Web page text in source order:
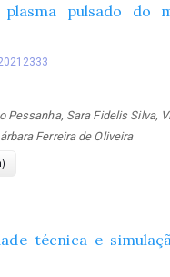
pulsado do
Pessanha, Sara Fidelis Silva,
Ferreira de Oliveira
técnica e